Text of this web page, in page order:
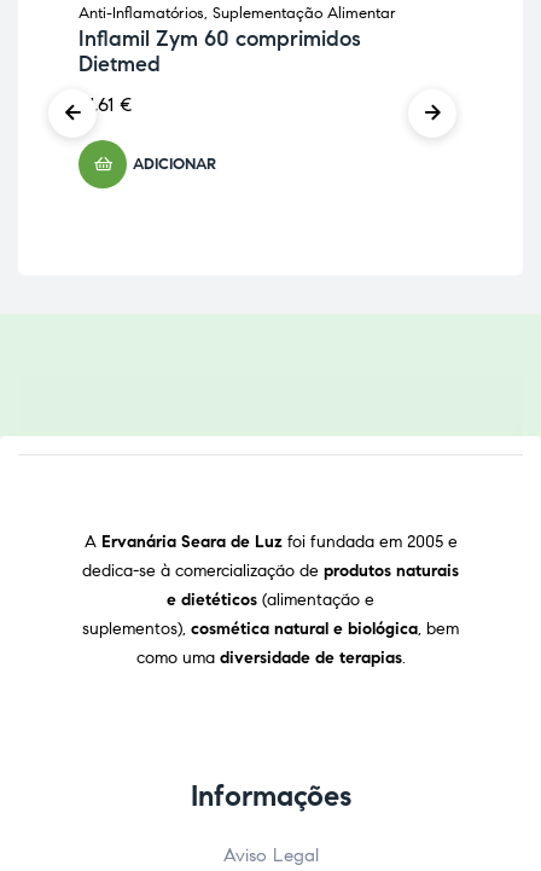
Anti-Inflamatórios, Suplementação Alimentar
Inflamil Zym 60 comprimidos
Dietmed
21,61 €
ADICIONAR
A Ervanária Seara de Luz foi fundada em 2005 e
dedica-se à comercialização de produtos naturais
e dietéticos (alimentação e
suplementos), cosmética natural e biológica, bem
como uma diversidade de terapias.
Informações
Aviso Legal